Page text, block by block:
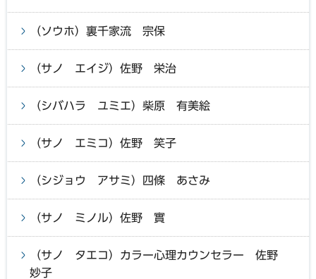
（ソウホ）裏千家流 宗保
（サノ エイジ）佐野 栄治
（シバハラ ユミエ）柴原 有美絵
（サノ エミコ）佐野 笑子
（シジョウ アサミ）四條 あさみ
（サノ ミノル）佐野 實
（サノ タエコ）カラー心理カウンセラー 佐野
妙子